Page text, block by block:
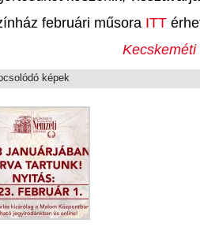
februári műsora ITT
képek